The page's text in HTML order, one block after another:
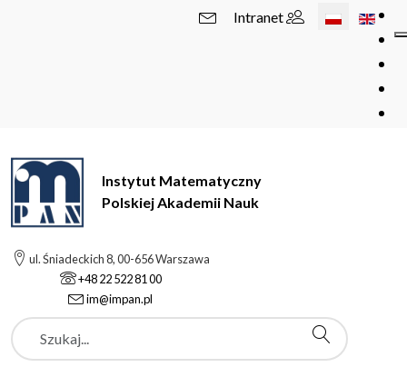
Wybierz swój
Intranet
Instytut Matematyczny
Polskiej Akademii Nauk
ul. Śniadeckich 8, 00-656 Warszawa
+48 22 522 81 00
im@impan.pl
Szukaj